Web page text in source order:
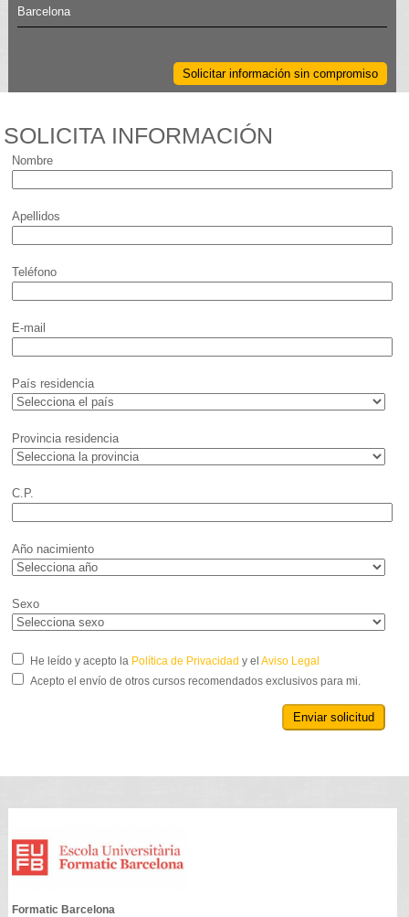
Barcelona
Solicitar información sin compromiso
SOLICITA INFORMACIÓN
Nombre
Apellidos
Teléfono
E-mail
País residencia
Provincia residencia
C.P.
Año nacimiento
Sexo
He leído y acepto la Política de Privacidad y el Aviso Legal
Acepto el envío de otros cursos recomendados exclusivos para mi.
Enviar solicitud
Formatic Barcelona